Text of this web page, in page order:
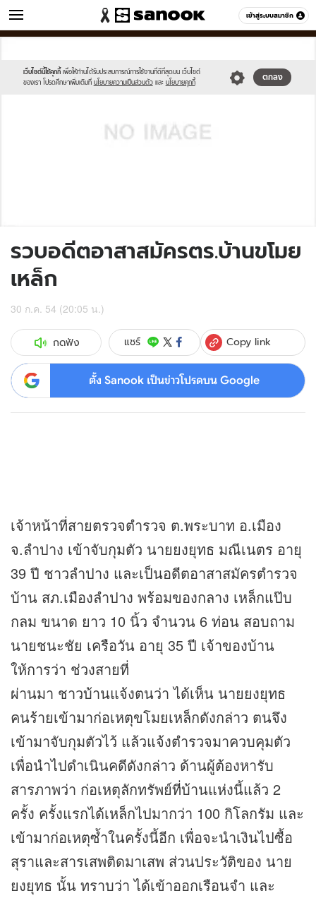
เข้าสู่ระบบสมาชิก
ข่าว หมวดอื่นๆ
เว็บไซต์นี้ใช้คุกกี้ เพื่อให้ท่านได้รับประสบการณ์การใช้งานที่ดีที่สุดบน เว็บไซต์
ของเรา โปรดศึกษาเพิ่มเติมที่ นโยบายความเป็นส่วนตัว และ นโยบายคุกกี้
ตกลง
sanook.png
image.jpg
รวบอดีตอาสาสมัครตร.บ้านขโมย
เหล็ก
30 ก.ค. 54 (20:05 น.)
กดฟัง แชร์ Copy link
ตั้ง Sanook เป็นข่าวโปรดบน Google
เจ้าหน้าที่สายตรวจตำรวจ ต.พระบาท อ.เมือง
จ.ลำปาง เข้าจับกุมตัว นายยงยุทธ มณีเนตร อายุ
39 ปี ชาวลำปาง และเป็นอดีตอาสาสมัครตำรวจ
บ้าน สภ.เมืองลำปาง พร้อมของกลาง เหล็กแป๊บ
กลม ขนาด ยาว 10 นิ้ว จำนวน 6 ท่อน สอบถาม
นายชนะชัย เครือวัน อายุ 35 ปี เจ้าของบ้าน
ให้การว่า ช่วงสายที่
ผ่านมา ชาวบ้านแจ้งตนว่า ได้เห็น นายยงยุทธ
คนร้ายเข้ามาก่อเหตุขโมยเหล็กดังกล่าว ตนจึง
เข้ามาจับกุมตัวไว้ แล้วแจ้งตำรวจมาควบคุมตัว
เพื่อนำไปดำเนินคดีดังกล่าว ด้านผู้ต้องหารับ
สารภาพว่า ก่อเหตุลักทรัพย์ที่บ้านแห่งนี้แล้ว 2
ครั้ง ครั้งแรกได้เหล็กไปมากว่า 100 กิโลกรัม และ
เข้ามาก่อเหตุซ้ำในครั้งนี้อีก เพื่อจะนำเงินไปซื้อ
สุราและสารเสพติดมาเสพ ส่วนประวัติของ นาย
ยงยุทธ นั้น ทราบว่า ได้เข้าออกเรือนจำ และ